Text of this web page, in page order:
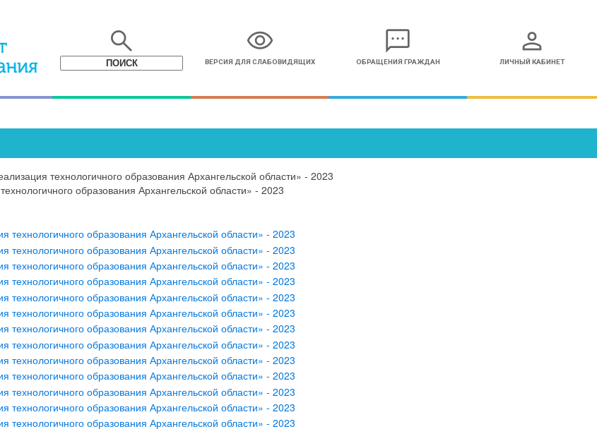
search visibility
ВЕРСИЯ ДЛЯ СЛАБОВИДЯЩИХ
sms
ОБРАЩЕНИЯ ГРАЖДАН
person
ЛИЧНЫЙ КАБИНЕТ
технологичного образования Архангельской области» - 2023
образования Архангельской области» - 2023